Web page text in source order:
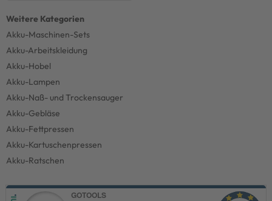
Akku-Maschinen-Sets
Akku-Arbeitskleidung
Akku-Hobel
Akku-Lampen
Akku-Naß- und Trockensauger
Akku-Gebläse
Akku-Fettpressen
Akku-Kartuschenpressen
Akku-Ratschen